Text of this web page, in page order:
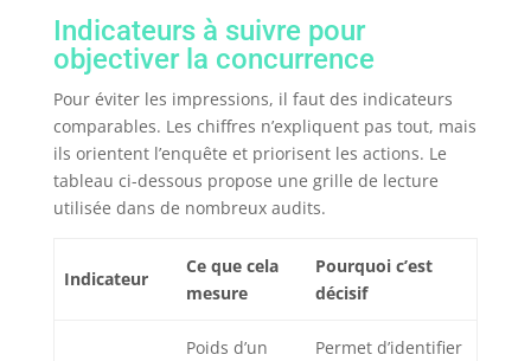
Indicateurs à suivre pour
objectiver la concurrence
Pour éviter les impressions, il faut des indicateurs
comparables. Les chiffres n’expliquent pas tout, mais
ils orientent l’enquête et priorisent les actions. Le
tableau ci-dessous propose une grille de lecture
utilisée dans de nombreux audits.
Indicateur
Ce que cela
mesure
Pourquoi c’est
décisif
Poids d’un
Permet d’identifier